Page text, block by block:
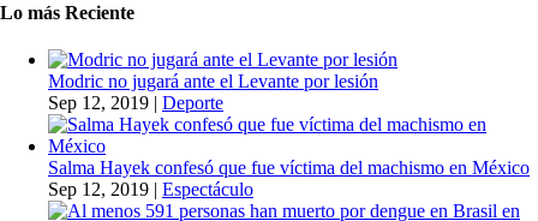
Lo más Reciente
Modric no jugará ante el Levante por lesión
Sep 12, 2019 | Deporte
Salma Hayek confesó que fue víctima del machismo en México
Sep 12, 2019 | Espectáculo